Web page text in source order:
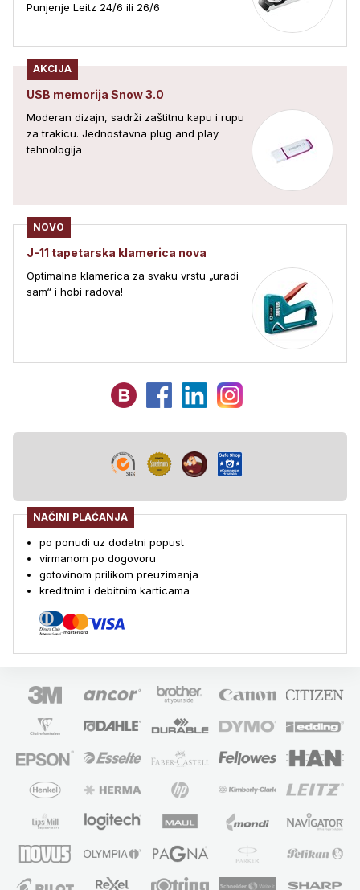
Punjenje Leitz 24/6 ili 26/6
AKCIJA
USB memorija Snow 3.0
Moderan dizajn, sadrži zaštitnu kapu i rupu
za trakicu. Jednostavna plug and play
tehnologija
NOVO
J-11 tapetarska klamerica nova
Optimalna klamerica za svaku vrstu „uradi
sam“ i hobi radova!
NAČINI PLAĆANJA
po ponudi uz dodatni popust
virmanom po dogovoru
gotovinom prilikom preuzimanja
kreditnim i debitnim karticama